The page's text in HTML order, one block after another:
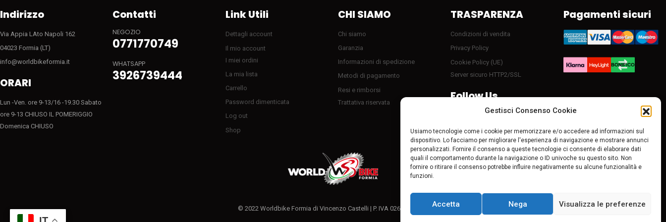
Gestisci Consenso Cookie
Usiamo tecnologie come i cookie per memorizzare e/o accedere ad informazioni sul
dispositivo. Lo facciamo per migliorare l'esperienza di navigazione e mostrare annunci
personalizzati. Fornire il consenso a queste tecnologie ci consente di elaborare dati
quali il comportamento durante la navigazione o ID univoche su questo sito. Non
fornire o ritirare il consenso potrebbe influire negativamente su alcune funzionalità e
funzioni.
Accetta Nega Visualizza le preferenze
Indirizzo
Via Appia LAto Napoli 162
04023 Formia (LT)
info@worldbikeformia.it
ORARI
Lun -Ven. ore 9-13/16 -19.30 Sabato
ore 9-13 CHIUSO IL POMERIGGIO
Domenica CHIUSO
Contatti
NEGOZIO
0771770749
WHATSAPP
3926739444
Link Utili
Dettagli account
Il mio account
I miei ordini
La mia lista
Carrello
Password dimenticata
Log out
Shop
CHI SIAMO
Chi siamo
Garanzia
Informazioni di spedizione
Metodi di pagamento
Resi e rimborsi
Trattativa riservata
TRASPARENZA
Condizioni di vendita
Privacy Policy
Cookie Policy (UE)
Server sicuro HTTP2/SSL
Follow Us
Pagamenti sicuri
© 2022 Worldbike Formia di Vincenzo Castelli | P. IVA 02611080595